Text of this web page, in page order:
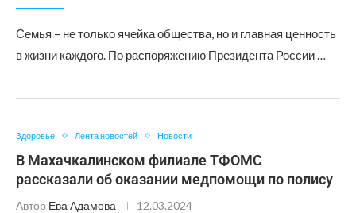
Семья – не только ячейка общества, но и главная ценность
в жизни каждого. По распоряжению Президента России …
Здоровье Лента новостей Новости
В Махачкалинском филиале ТФОМС
рассказали об оказании медпомощи по полису
Автор Ева Адамова 12.03.2024